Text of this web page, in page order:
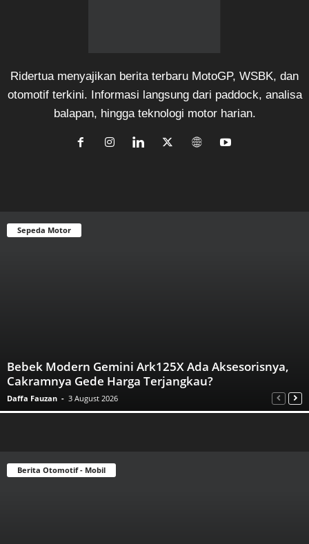
Ridertua menyajikan berita terbaru MotoGP, WSBK, dan
otomotif terkini. Informasi langsung dari paddock, analisa
balapan, hingga teknologi motor harian.
Sepeda Motor
Bebek Modern Gemini Ark125X Ada Aksesorisnya,
Cakramnya Gede Harga Terjangkau?
Daffa Fauzan - 3 August 2026
Berita Otomotif - Mobil